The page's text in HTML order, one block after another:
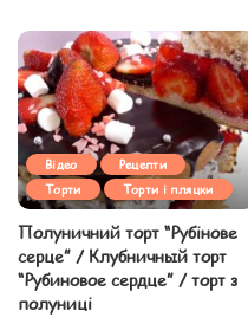
Відео
Рецепти
Торти
Торти і пляцки
Полуничний торт “Рубінове
серце” / Клубничный торт
“Рубиновое сердце” / торт з
полуниці